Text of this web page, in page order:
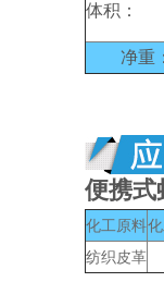
体积：
净重
便携式
化工原料
纺织皮革